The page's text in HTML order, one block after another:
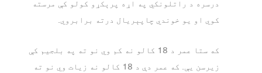
درسره د راتلونکي په اړه پرېکړو کولو کې مرسته
کوي او یو خوندي چاپېریال درته برابروي.
که ستا عمر د 18 کالو نه کم وي نو ته په بلجیم کې
زیرسن یې. که عمر دې د 18 کالو نه زیات وي نو ته